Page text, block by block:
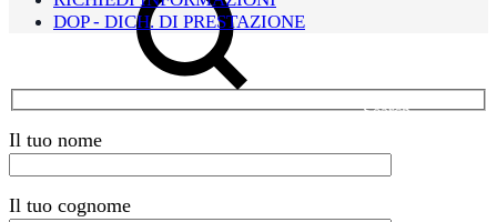
Search
DOP - DICH. DI PRESTAZIONE
Il tuo nome
Il tuo cognome